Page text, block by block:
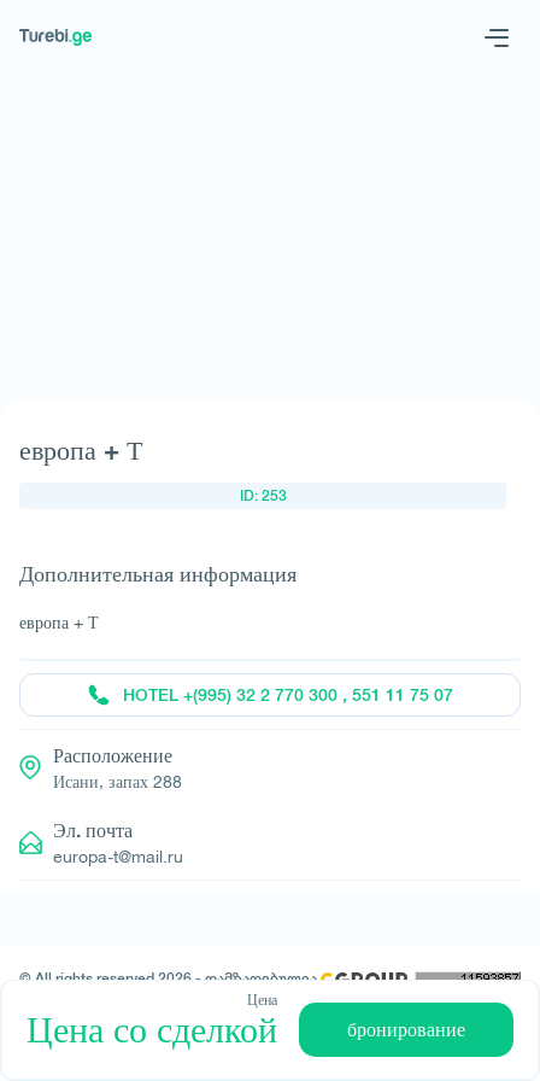
европа + Т
ID: 253
Дополнительная информация
европа + Т
Цена
Цена со сделкой бронирование
HOTEL +(995) 32 2 770 300 , 551 11 75 07
Расположение
Исани, запах 288
Эл. почта
europa-t@mail.ru
© All rights reserved 2026 - დამზადებულია